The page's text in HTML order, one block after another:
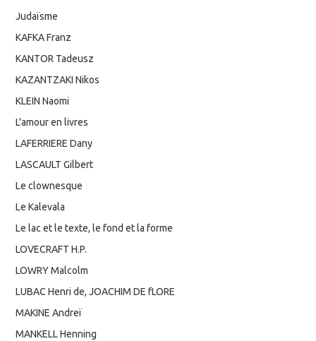
Judaïsme
KAFKA Franz
KANTOR Tadeusz
KAZANTZAKI Nikos
KLEIN Naomi
L'amour en livres
LAFERRIERE Dany
LASCAULT Gilbert
Le clownesque
Le Kalevala
Le lac et le texte, le fond et la forme
LOVECRAFT H.P.
LOWRY Malcolm
LUBAC Henri de, JOACHIM DE fLORE
MAKINE Andreï
MANKELL Henning